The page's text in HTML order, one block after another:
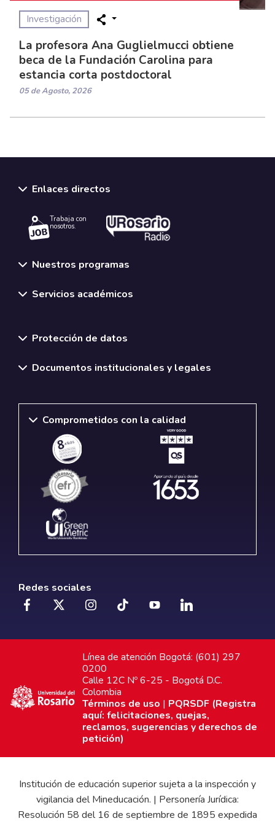
Investigación
La profesora Ana Guglielmucci obtiene
beca de la Fundación Carolina para
estancia corta postdoctoral
05 de Agosto, 2026
Enlaces directos
Trabaja con
nosotros.
Nuestros programas
Servicios académicos
Protección de datos
Documentos institucionales y legales
Comprometidos con la calidad
Redes sociales
Línea de atención Bogotá: (601) 297
0200
Calle 12C Nº 6-25 - Bogotá D.C.
Colombia
Términos de uso | PQRSDF (Registra
aquí: felicitaciones, quejas,
reclamos, sugerencias y derechos de
petición)
Institución de educación superior sujeta a la inspección y
vigilancia del Mineducación. | Personería Jurídica:
Resolución 58 del 16 de septiembre de 1895 expedida